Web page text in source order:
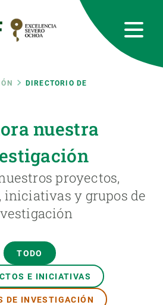
DIRECTORIO DE
nuestra
proyectos,
y grupos de
TODO
E INICIATIVAS
DE INVESTIGACIÓN